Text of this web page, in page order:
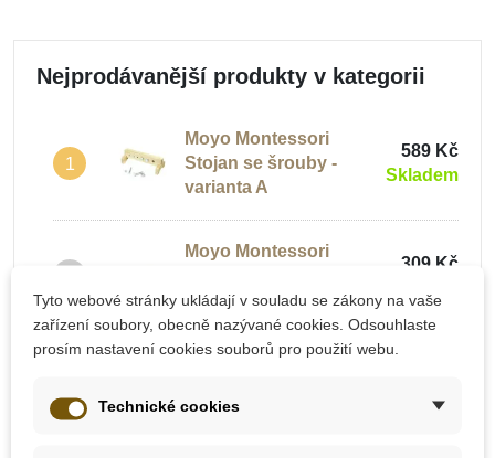
Montessori pomůcky
Kosmická výchova
Montessori pomůcky
Nejprodávanější produkty v kategorii
1
Moyo Montessori
Stojan se šrouby -
varianta A
589 Kč
Skladem
Moyo Montessori
matky
309 Kč
Puzzle - Strom
Skladem
Tyto webové stránky ukládají v souladu se zákony na vaše
zařízení soubory, obecně nazývané cookies. Odsouhlaste
prosím nastavení cookies souborů pro použití webu.
Technické cookies